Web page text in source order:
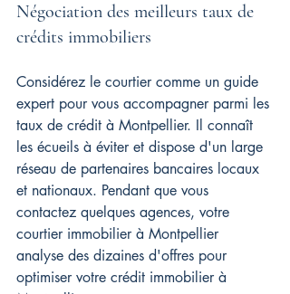
Négociation des meilleurs taux de
crédits immobiliers
Considérez le courtier comme un guide
expert pour vous accompagner parmi les
taux de crédit à Montpellier. Il connaît
les écueils à éviter et dispose d'un large
réseau de partenaires bancaires locaux
et nationaux. Pendant que vous
contactez quelques agences, votre
courtier immobilier à Montpellier
analyse des dizaines d'offres pour
optimiser votre crédit immobilier à